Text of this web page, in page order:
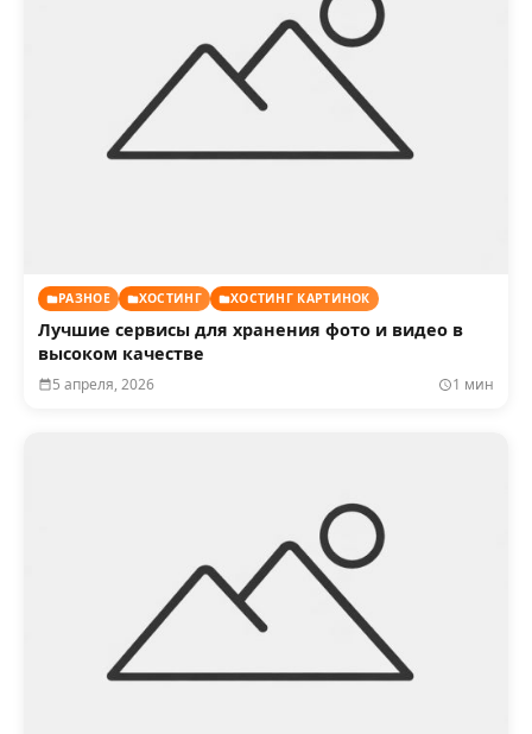
РАЗНОЕ ХОСТИНГ ХОСТИНГ КАРТИНОК
Лучшие сервисы для хранения фото и видео в
высоком качестве
5 апреля, 2026 1 мин